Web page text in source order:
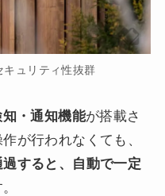
キュリティ性抜群
・通知機能が搭載さ
が行われなくても、
すると、自動で一定